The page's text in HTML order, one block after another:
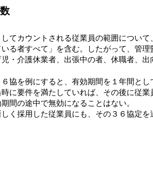
てカウントされる従業員の範囲につい
いる者すべて」を含む。したがって、管
・介護休業者、出張中の者、休職者、
協を例にすると、有効期間を１年間と
に要件を満たしていれば、その後に従
間の途中で無効になることはない。
く採用した従業員にも、その３６協定